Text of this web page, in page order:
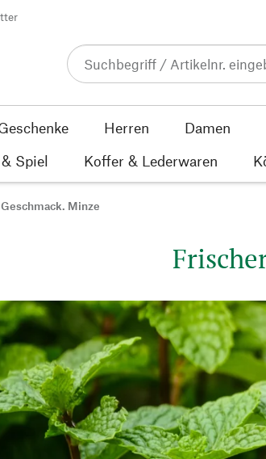
Herren Damen
Spiel
Koffer & Lederwaren
Minze